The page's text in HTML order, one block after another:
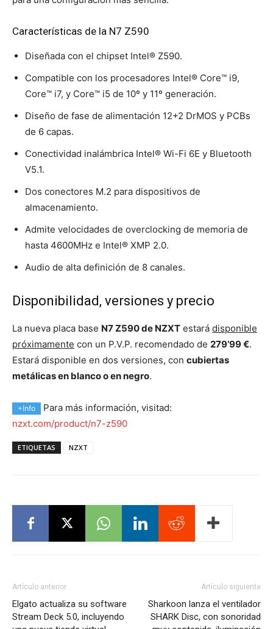
Características de la N7 Z590
Diseñada con el chipset Intel® Z590.
Compatible con los procesadores Intel® Core™ i9,
Core™ i7, y Core™ i5 de 10º y 11º generación.
Diseño de fase de alimentación 12+2 DrMOS y PCBs
de 6 capas.
Conectividad inalámbrica Intel® Wi-Fi 6E y Bluetooth
V5.1.
Dos conectores M.2 para dispositivos de
almacenamiento.
Admite velocidades de overclocking de memoria de
hasta 4600MHz e Intel® XMP 2.0.
Audio de alta definición de 8 canales.
Disponibilidad, versiones y precio
La nueva placa base N7 Z590 de NZXT estará disponible
próximamente con un P.V.P. recomendado de 279’99 €.
Estará disponible en dos versiones, con cubiertas
metálicas en blanco o en negro.
+Info
Para más información, visitad:
nzxt.com/product/n7-z590
ETIQUETAS NZXT
Artículo anterior
Elgato actualiza su software
Stream Deck 5.0, incluyendo
Artículo siguiente
Sharkoon lanza el ventilador
SHARK Disc, con sonoridad